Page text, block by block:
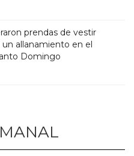
prendas de vestir
un allanamiento en el
Domingo